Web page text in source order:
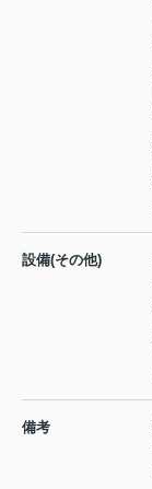
設備(その他)
備考